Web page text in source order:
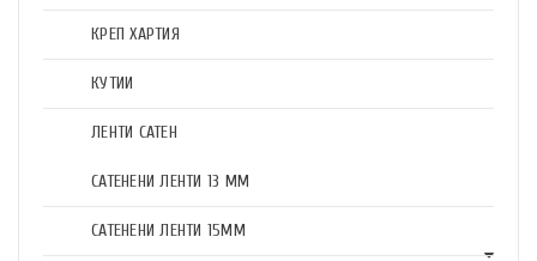
КРЕП ХАРТИЯ
КУТИИ
ЛЕНТИ САТЕН
САТЕНЕНИ ЛЕНТИ 13 ММ
САТЕНЕНИ ЛЕНТИ 15ММ